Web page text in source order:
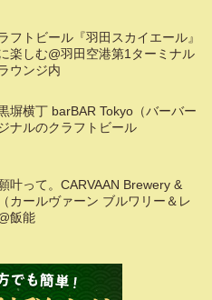
フトビール『羽田スカイエール』
楽しむ@羽田空港第1ターミナル
ウンジ内
塀横丁 barBAR Tokyo（バーバー
ナルのクラフトビール
叶って。CARVAAN Brewery &
カールヴァーン ブルワリー＆レ
飯能